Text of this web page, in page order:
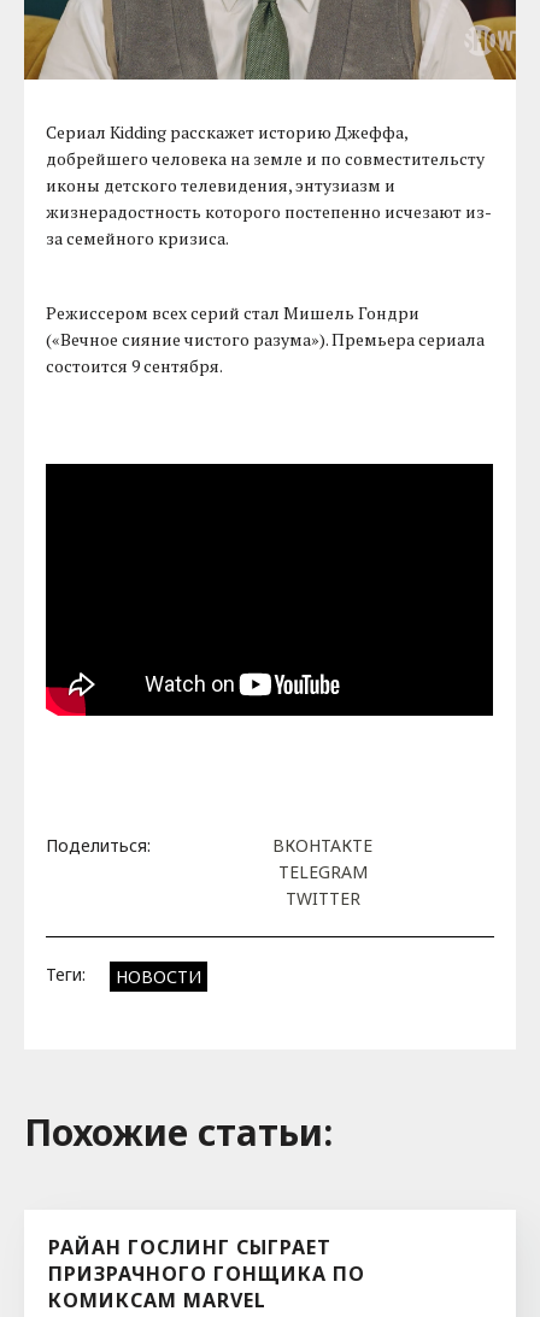
Сериал Kidding расскажет историю Джеффа,
добрейшего человека на земле и по совместительсту
иконы детского телевидения, энтузиазм и
жизнерадостность которого постепенно исчезают из-
за семейного кризиса.
Режиссером всех серий стал Мишель Гондри
(«Вечное сияние чистого разума»). Премьера сериала
состоится 9 сентября.
Поделиться:
ВКОНТАКТЕ
TELEGRAM
TWITTER
Теги: НОВОСТИ
Похожие cтатьи:
РАЙАН ГОСЛИНГ СЫГРАЕТ
ПРИЗРАЧНОГО ГОНЩИКА ПО
КОМИКСАМ MARVEL